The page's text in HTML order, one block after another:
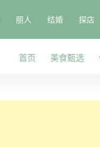
丽人 结婚 探店
首页 美食甄选